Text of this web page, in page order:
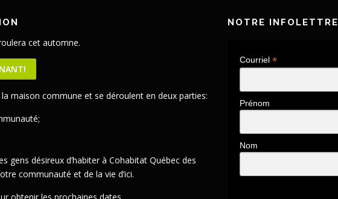
cet automne.
maison commune et se déroulent en deux parties:
gens désireux d’habiter à Cohabitat Québec des
communauté et de la vie d’ici.
NOTRE INFOLETTRE
Courriel *
Prénom
Nom